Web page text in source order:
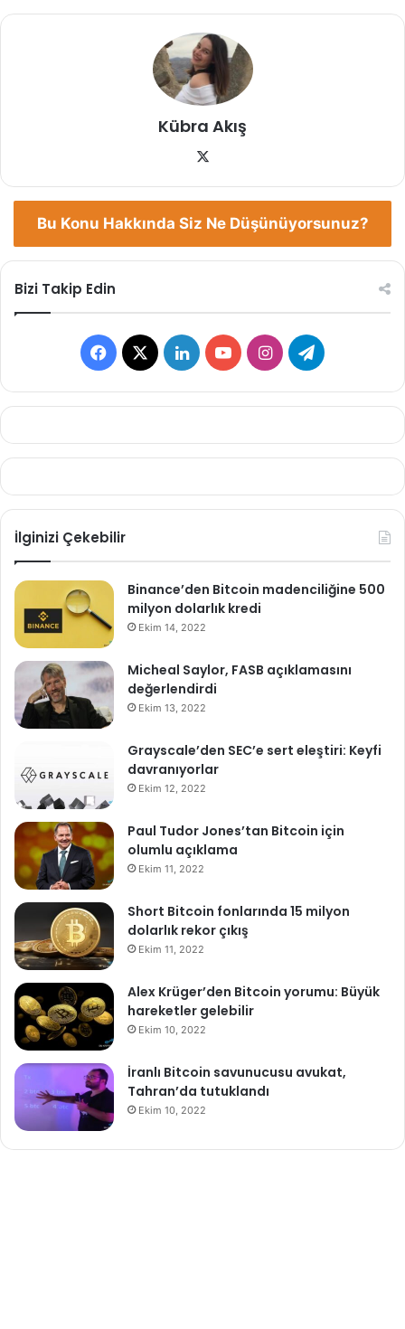
Kübra Akış
Bu Konu Hakkında Siz Ne Düşünüyorsunuz?
Bizi Takip Edin
Facebook
X LinkedInYouTubeInstagramTelegram
İlginizi Çekebilir
Binance’den Bitcoin madenciliğine 500
milyon dolarlık kredi
Ekim 14, 2022
Micheal Saylor, FASB açıklamasını
değerlendirdi
Ekim 13, 2022
Grayscale’den SEC’e sert eleştiri: Keyfi
davranıyorlar
Ekim 12, 2022
Paul Tudor Jones’tan Bitcoin için
olumlu açıklama
Ekim 11, 2022
Short Bitcoin fonlarında 15 milyon
dolarlık rekor çıkış
Ekim 11, 2022
Alex Krüger’den Bitcoin yorumu: Büyük
hareketler gelebilir
Ekim 10, 2022
İranlı Bitcoin savunucusu avukat,
Tahran’da tutuklandı
Ekim 10, 2022